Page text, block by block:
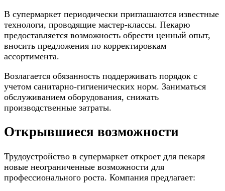
В супермаркет периодически приглашаются известные
технологи, проводящие мастер-классы. Пекарю
предоставляется возможность обрести ценный опыт,
вносить предложения по корректировкам
ассортимента.
Возлагается обязанность поддерживать порядок с
учетом санитарно-гигиенических норм. Заниматься
обслуживанием оборудования, снижать
производственные затраты.
Открывшиеся возможности
Трудоустройство в супермаркет откроет для пекаря
новые неограниченные возможности для
профессионального роста. Компания предлагает: